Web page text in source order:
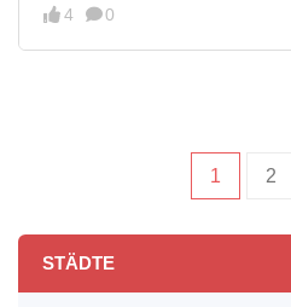
4 0
1 2
STÄDTE